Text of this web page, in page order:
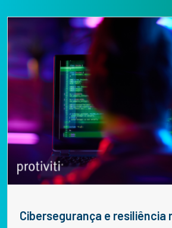
Cibersegurança e resiliência na era de